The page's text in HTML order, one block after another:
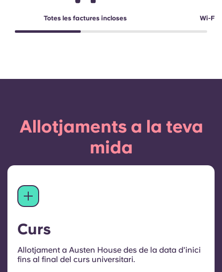
Totes les factures incloses Wi-Fi
Allotjaments a la teva
mida
Curs
Allotjament a Austen House des de la data d'inici
fins al final del curs universitari.